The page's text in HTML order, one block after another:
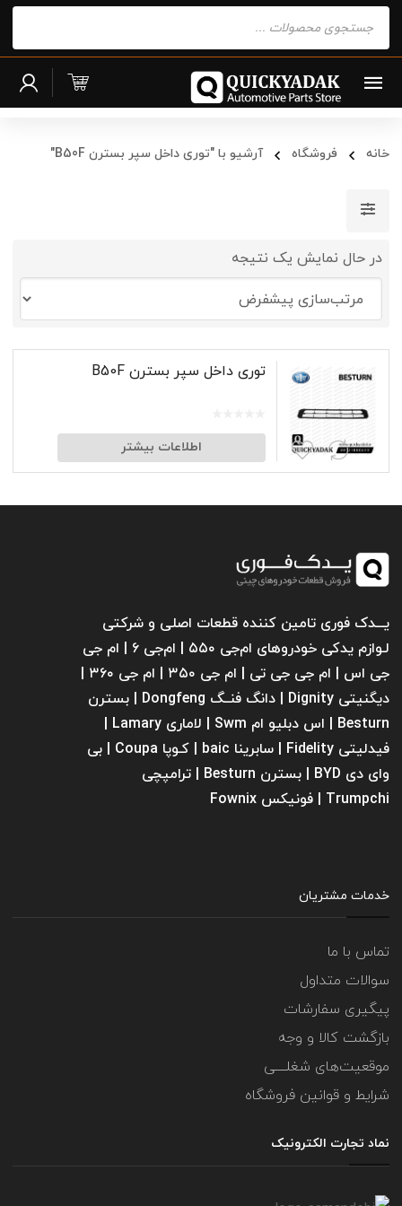
search
خانه فروشگاه آرشیو با "توری داخل سپر بسترن B50F"
در حال نمایش یک نتیجه
توری داخل سپر بسترن B50F
اطلاعات بیشتر
یـــدک فوری تامین کننده قطعات اصلی و شرکتی
لـوازم یدکی خودروهای ام‌جی ۵۵۰ | ام‌جی ۶ | ام جی
دیگنیتی Dignity | دانگ فنــگ Dongfeng | بسترن
فیدلیتی Fidelity | سابرینا ‌baic | کـوپا Coupa | بی
وای دی BYD | بسترن Besturn | ترامپچی
Trumpchi | فونیکس Fownix
خدمات مشتریان
تماس با ما
سوالات متداول
پیگیری سفارشات
بازگشت کالا و وجه
موقعیت‌های شغلــــی
شرایط و قوانین فروشگاه
نماد تجارت الکترونیک